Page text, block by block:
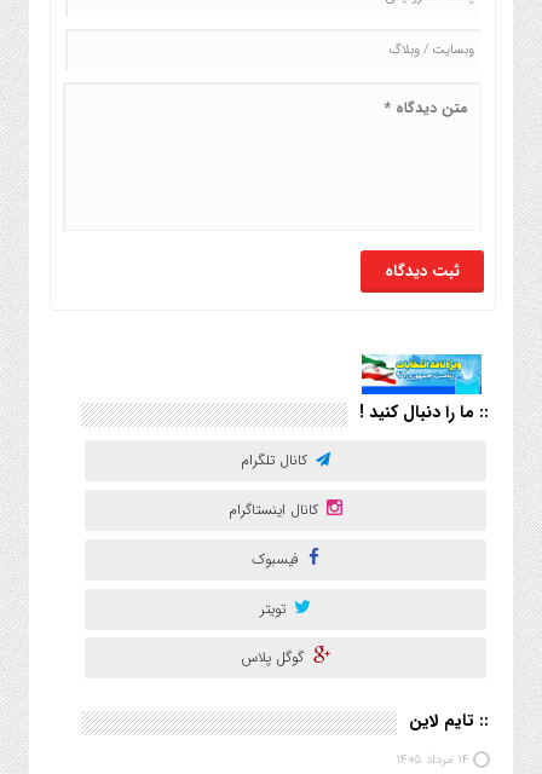
:: ما را دنبال کنید !
کانال تلگرام
کانال اینستاگرام
فیسبوک
تویتر
گوگل پلاس
:: تایم لاین
۱۴ مرداد ۱۴۰۵